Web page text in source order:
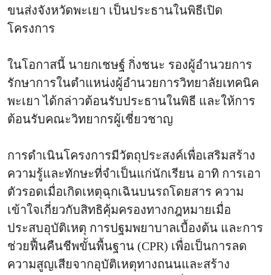
ขนส่งจังหวัดพะเยา เป็นประธานในพิธีเปิด
โครงการ
ในโอกาสนี้ นายกเชษฐ์ กิ่งชนะ รองผู้อำนวยการ
รักษาการในตำแหน่งผู้อำนวยการวิทยาลัยเทคนิค
พะเยา ได้กล่าวต้อนรับประธานในพิธี และให้การ
ต้อนรับคณะวิทยากรผู้เชี่ยวชาญ
การดำเนินโครงการมีวัตถุประสงค์เพื่อเสริมสร้าง
ความรู้และทักษะที่จำเป็นแก่นักเรียน อาทิ การเอา
ตัวรอดเมื่อเกิดเหตุฉุกเฉินบนรถโดยสาร ความ
เข้าใจเกี่ยวกับสิทธิคุ้มครองทางกฎหมายเมื่อ
ประสบอุบัติเหตุ การปฐมพยาบาลเบื้องต้น และการ
ช่วยฟื้นคืนชีพขั้นพื้นฐาน (CPR) เพื่อเป็นการลด
ความสูญเสียจากอุบัติเหตุทางถนนและสร้าง